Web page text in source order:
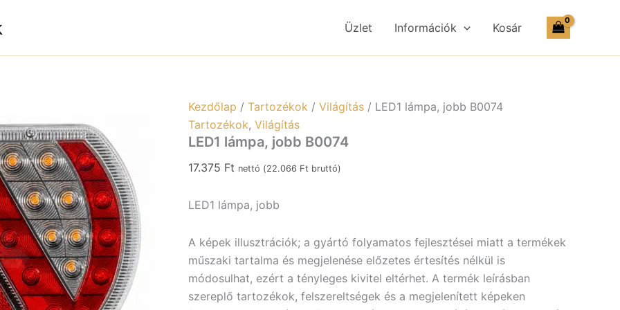
Üzlet Információk Kosár
Kezdőlap / Tartozékok / Világítás / LED1 lámpa, jobb B0074
Tartozékok, Világítás
LED1 lámpa, jobb B0074
17.375 Ft nettó (22.066 Ft bruttó)
LED1 lámpa, jobb
A képek illusztrációk; a gyártó folyamatos fejlesztései miatt a termékek
műszaki tartalma és megjelenése előzetes értesítés nélkül is
módosulhat, ezért a tényleges kivitel eltérhet. A termék leírásban
szereplő tartozékok, felszereltségek és a megjelenített képeken